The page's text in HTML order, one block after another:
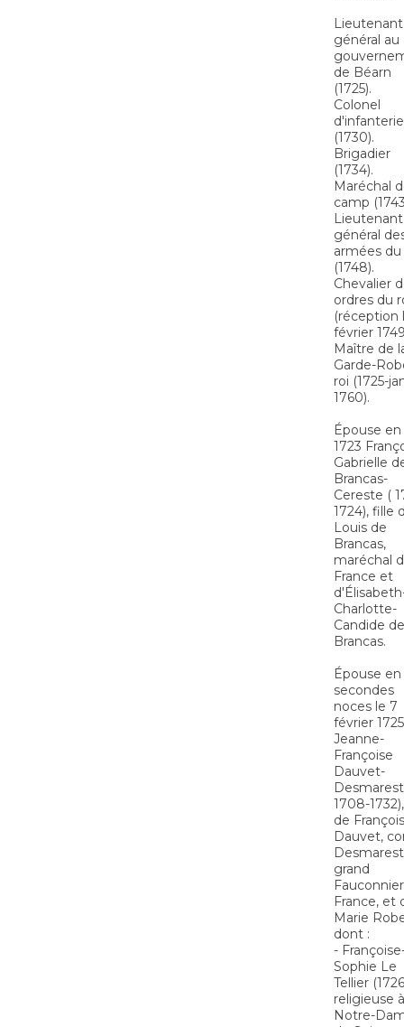
Lieutenant
général au
de Béarn
(1725).
Colonel
d'infanterie
(1730).
Brigadier
(1734).
Maréchal
camp
Lieutenant
général
armées du
(1748).
Chevalier
ordres du
(réception
février
Maître de
Garde-
roi (1725-
1760).
Épouse en
1723
Gabrielle
Brancas-
Cereste (
1724), fille
Louis de
Brancas,
maréchal
France et
Charlotte-
Candide de
Brancas.
Épouse en
secondes
noces le 7
février
Jeanne-
Françoise
Dauvet-
1708-
de François
Dauvet,
grand
France, et
Marie
dont :
-
Sophie Le
Tellier
religieuse à
Notre-